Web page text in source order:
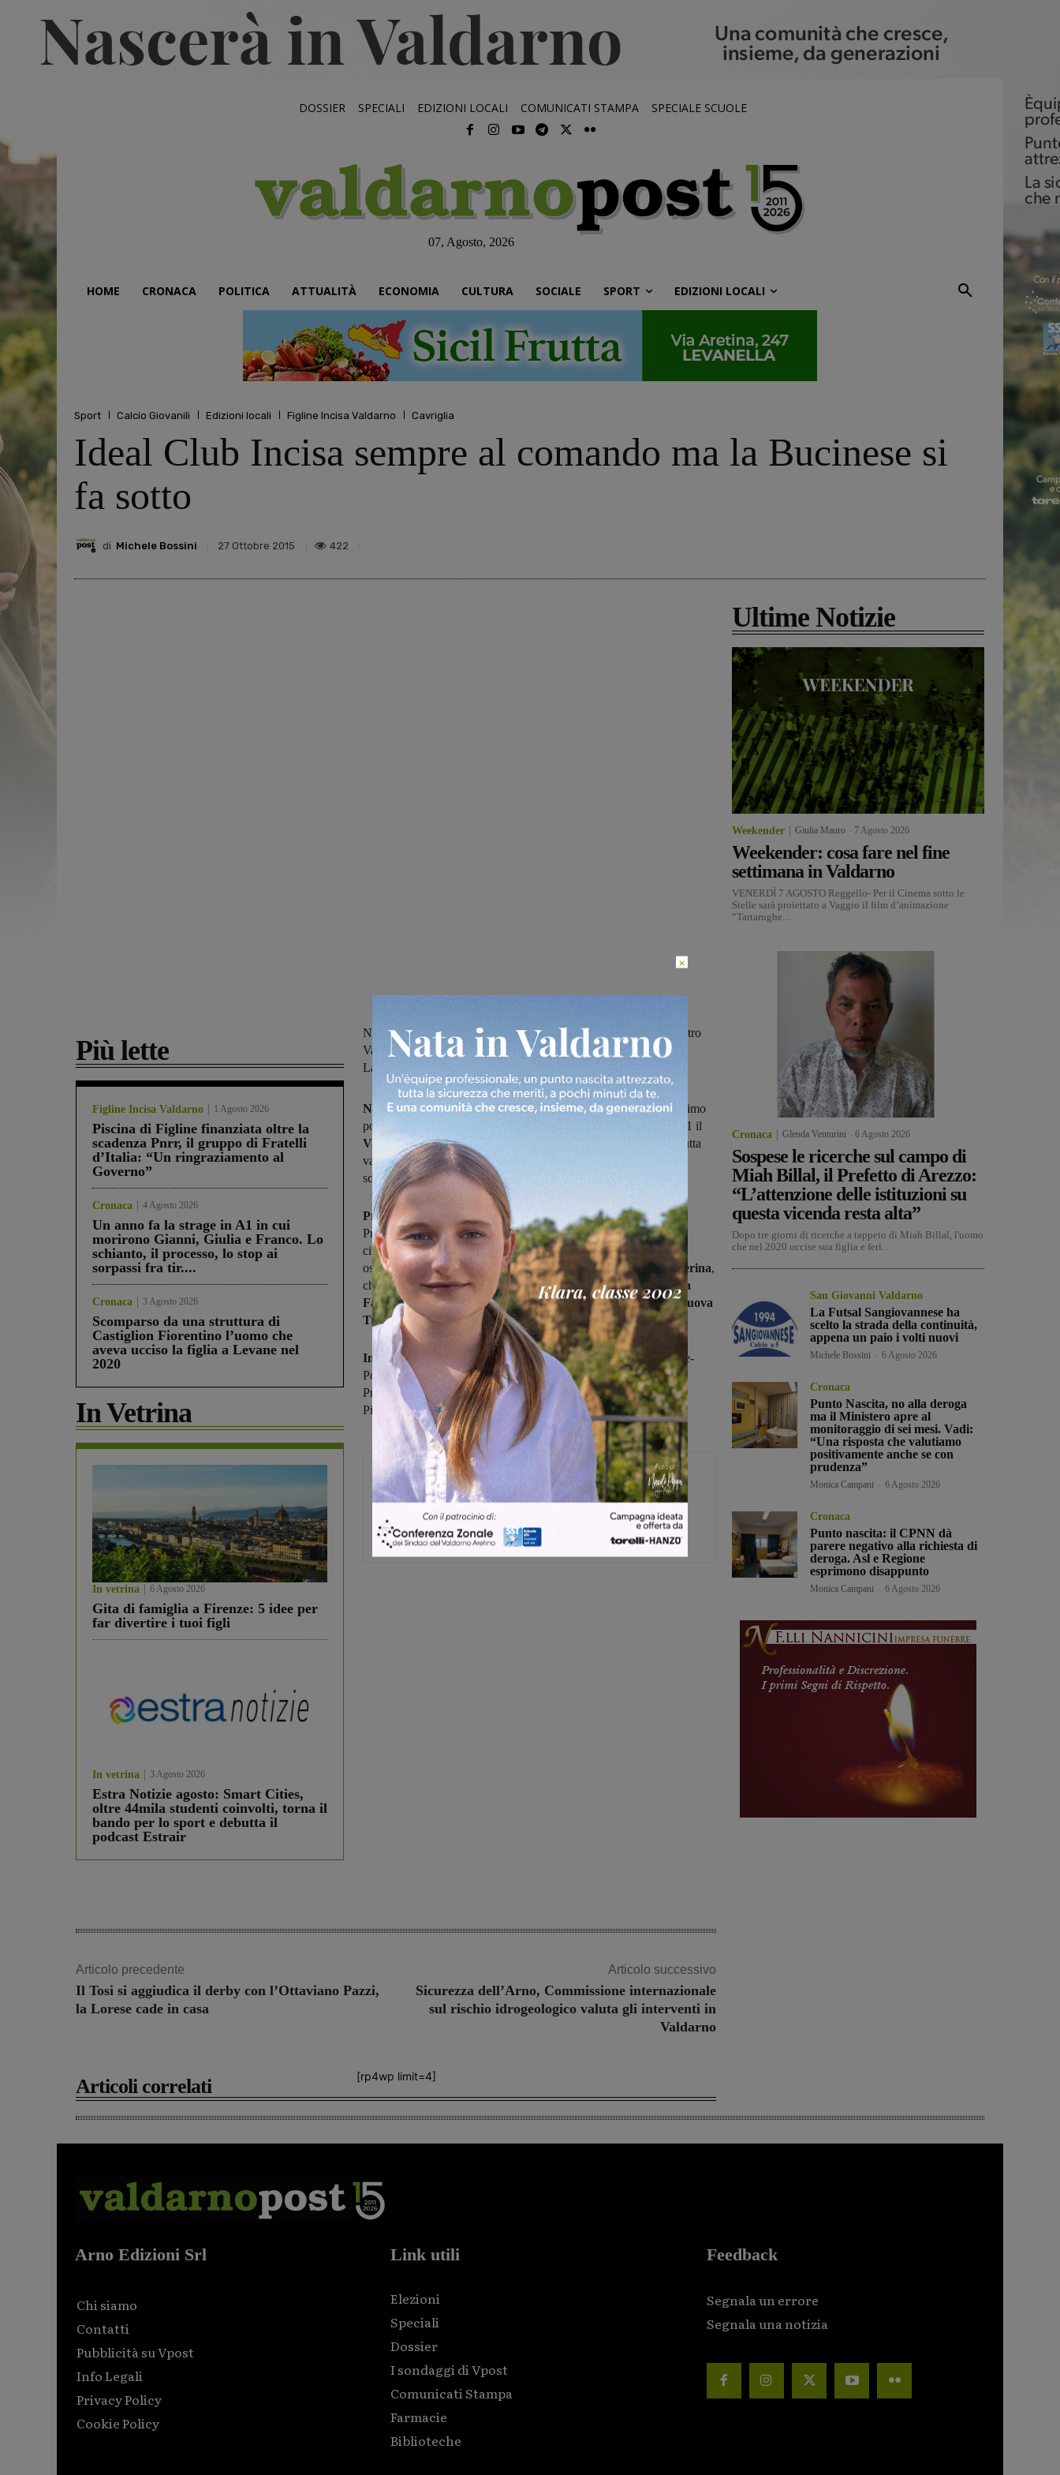
DOSSIER SPECIALI EDIZIONI LOCALI COMUNICATI STAMPA SPECIALE SCUOLE
07, Agosto, 2026
HOME CRONACA POLITICA ATTUALITÀ ECONOMIA CULTURA SOCIALE SPORT EDIZIONI LOCALI
Sport Calcio Giovanili Edizioni locali Figline Incisa Valdarno Cavriglia
Ideal Club Incisa sempre al comando ma la Bucinese si
fa sotto
di Michele Bossini 27 Ottobre 2015 422
Più lette
Figline Incisa Valdarno 1 Agosto 2026
Piscina di Figline finanziata oltre la
scadenza Pnrr, il gruppo di Fratelli
d’Italia: “Un ringraziamento al
Governo”
Cronaca 4 Agosto 2026
Un anno fa la strage in A1 in cui
morirono Gianni, Giulia e Franco. Lo
schianto, il processo, lo stop ai
sorpassi fra tir....
Cronaca 3 Agosto 2026
Scomparso da una struttura di
Castiglion Fiorentino l’uomo che
aveva ucciso la figlia a Levane nel
2020
In Vetrina
In vetrina 6 Agosto 2026
Gita di famiglia a Firenze: 5 idee per
far divertire i tuoi figli
In vetrina 3 Agosto 2026
Estra Notizie agosto: Smart Cities,
oltre 44mila studenti coinvolti, torna il
bando per lo sport e debutta il
podcast Estrair
Nella sesta giornata Incisa e Castelnuovese a segno nei derby contro
Vaggio Piandiscò e Reggello. Vincono anche Bucinese e Arno
Laterina, pareggiano Faellese e Terranuova Traiana
Nel campionato juniores provincialicontinua a veleggiare al primo
posto, a punteggio pieno,l'Ideal Club Incisa
, che ha superato 2-1 il
Vaggio Piandiscò,aggiudicandosi così il derby. Nell'altra sfida tutta
valdarnese laCastelnuovese ha battuto il Reggello
schiodandosi finalmente da quota zero punti.
Preziosa vittoria per la Bucinese,che sbanca 3-1 il terreno di
Pratovecchio e agguanta proprio i casentinesi al secondo posto a
cinque lunghezze dalla capolista Incisa, che però deve ancora
osservare il suo turno di riposo.Successo anche per l'Arno Laterina,
che supera con il minimo scarto il Chimera, mentrepareggiano la
Faellese(2-2 in casa con l'Olmoponte e primo punto) e ilTerranuova
Traiana (1-1 a Poppi).
In programma nel prossimo turnoBattifolle-Faellese, Bucinese-
Poppi, Olmoponte-Atletico Levane Leona, Resco Reggello-
Pratovecchio, Terranuova Traiana-Ideal Club Incisa e Vaggio
Piandiscò-Arno Laterina.Riposa la Castelnuovese.
Michele Bossini
Articolo precedente
Il Tosi si aggiudica il derby con l’Ottaviano Pazzi,
la Lorese cade in casa
Articolo successivo
Sicurezza dell’Arno, Commissione internazionale
sul rischio idrogeologico valuta gli interventi in
Valdarno
[rp4wp limit=4]
Articoli correlati
Ultime Notizie
Weekender Giulia Mauro 7 Agosto 2026
Weekender: cosa fare nel fine
settimana in Valdarno
VENERDÌ 7 AGOSTO Reggello- Per il Cinema sotto le
Stelle sarà proiettato a Vaggio il film d’animazione
“Tartarughe...
Cronaca Glenda Venturini 6 Agosto 2026
Sospese le ricerche sul campo di
Miah Billal, il Prefetto di Arezzo:
“L’attenzione delle istituzioni su
questa vicenda resta alta”
Dopo tre giorni di ricerche a tappeto di Miah Billal, l'uomo
che nel 2020 uccise sua figlia e ferì...
San Giovanni Valdarno
La Futsal Sangiovannese ha
scelto la strada della continuità,
appena un paio i volti nuovi
Michele Bossini 6 Agosto 2026
Cronaca
Punto Nascita, no alla deroga
ma il Ministero apre al
monitoraggio di sei mesi. Vadi:
“Una risposta che valutiamo
positivamente anche se con
prudenza”
Monica Campani 6 Agosto 2026
Cronaca
Punto nascita: il CPNN dà
parere negativo alla richiesta di
deroga. Asl e Regione
esprimono disappunto
Monica Campani 6 Agosto 2026
Arno Edizioni Srl
Chi siamo
Contatti
Pubblicità su Vpost
Info Legali
Privacy Policy
Cookie Policy
Link utili
Elezioni
Speciali
Dossier
I sondaggi di Vpost
Comunicati Stampa
Farmacie
Biblioteche
Feedback
Segnala un errore
Segnala una notizia
×